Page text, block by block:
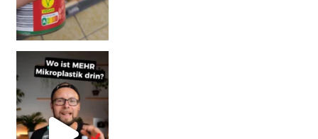
SCHOCK-STUDIE: Mehr Mikroplastik in Glasflaschen